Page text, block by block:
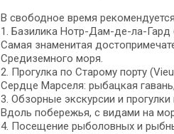
В свободное время
1. Базилика Нотр-Дам-де-ла-Гард
Самая знаменитая
Средиземного моря.
2. Прогулка по Старому порту
Сердце Марселя: рыбацкая
3. Обзорные экскурсии и
Вдоль побережья, с видами на
4. Посещение рыболовных и